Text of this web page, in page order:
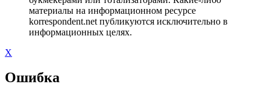
материалы на информационном ресурсе
korrespondent.net публикуются исключительно в
информационных целях.
X
Ошибка